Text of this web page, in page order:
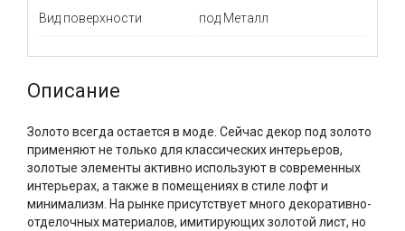
Вид поверхности под Металл
Описание
Золото всегда остается в моде. Сейчас декор под золото
применяют не только для классических интерьеров,
золотые элементы активно используют в современных
интерьерах, а также в помещениях в стиле лофт и
минимализм. На рынке присутствует много декоративно-
отделочных материалов, имитирующих золотой лист, но